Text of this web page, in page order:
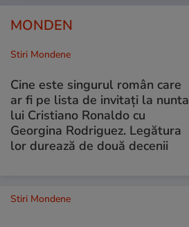
MONDEN
Stiri Mondene
Cine este singurul român care
ar fi pe lista de invitați la nunta
lui Cristiano Ronaldo cu
Georgina Rodriguez. Legătura
lor durează de două decenii
Stiri Mondene